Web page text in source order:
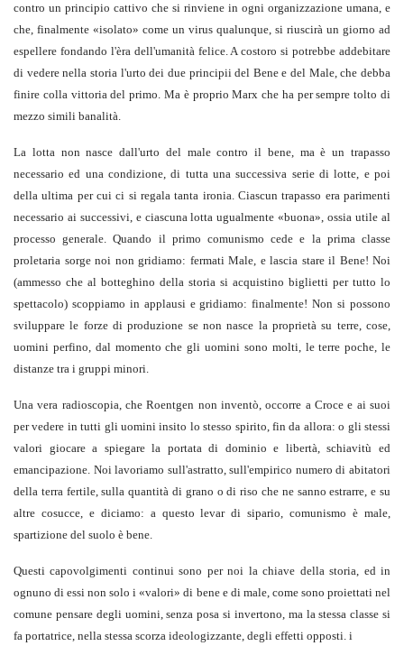
contro un principio cattivo che si rinviene in ogni organizzazione umana, e
che, finalmente «isolato» come un virus qualunque, si riuscirà un giorno ad
espellere fondando l'èra dell'umanità felice. A costoro si potrebbe addebitare
di vedere nella storia l'urto dei due principii del Bene e del Male, che debba
finire colla vittoria del primo. Ma è proprio Marx che ha per sempre tolto di
mezzo simili banalità.
La lotta non nasce dall'urto del male contro il bene, ma è un trapasso
necessario ed una condizione, di tutta una successiva serie di lotte, e poi
della ultima per cui ci si regala tanta ironia. Ciascun trapasso era parimenti
necessario ai successivi, e ciascuna lotta ugualmente «buona», ossia utile al
processo generale. Quando il primo comunismo cede e la prima classe
proletaria sorge noi non gridiamo: fermati Male, e lascia stare il Bene! Noi
(ammesso che al botteghino della storia si acquistino biglietti per tutto lo
spettacolo) scoppiamo in applausi e gridiamo: finalmente! Non si possono
sviluppare le forze di produzione se non nasce la proprietà su terre, cose,
uomini perfino, dal momento che gli uomini sono molti, le terre poche, le
distanze tra i gruppi minori.
Una vera radioscopia, che Roentgen non inventò, occorre a Croce e ai suoi
per vedere in tutti gli uomini insito lo stesso spirito, fin da allora: o gli stessi
valori giocare a spiegare la portata di dominio e libertà, schiavitù ed
emancipazione. Noi lavoriamo sull'astratto, sull'empirico numero di abitatori
della terra fertile, sulla quantità di grano o di riso che ne sanno estrarre, e su
altre cosucce, e diciamo: a questo levar di sipario, comunismo è male,
spartizione del suolo è bene.
Questi capovolgimenti continui sono per noi la chiave della storia, ed in
ognuno di essi non solo i «valori» di bene e di male, come sono proiettati nel
comune pensare degli uomini, senza posa si invertono, ma la stessa classe si
fa portatrice, nella stessa scorza ideologizzante, degli effetti opposti. i